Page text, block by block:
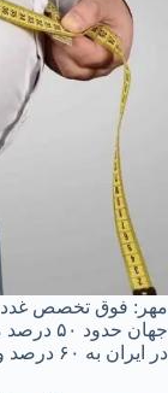
مهر: فوق تخصص غدد
جهان
در ایران به ۶۰ درصد و در تهران حتی به ۶۵ درصد می‌رسد.